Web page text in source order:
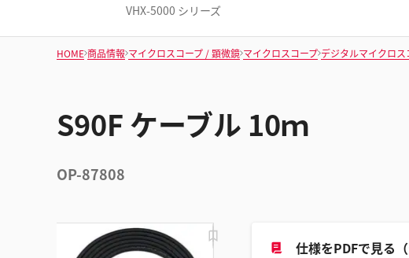
VHX-5000 シリーズ
HOME 商品情報 マイクロスコープ / 顕微鏡 マイクロスコープ デジタルマイクロス
S90F ケーブル 10ｍ
OP-87808
仕様をPDFで見る